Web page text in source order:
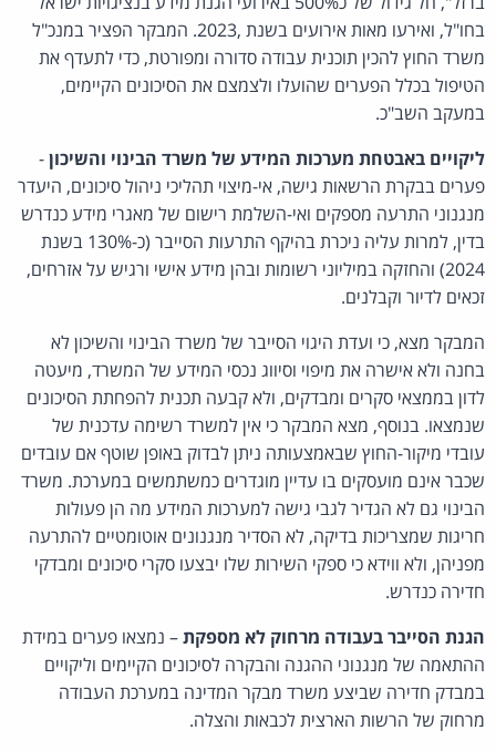
בחו"ל, ואירעו מאות אירועים בשנת ,2023. המבקר הפציר במנכ"ל
משרד החוץ להכין תוכנית עבודה סדורה ומפורטת, כדי לתעדף את
הטיפול בכלל הפערים שהועלו ולצמצם את הסיכונים הקיימים,
במעקב השב"כ.
ליקויים באבטחת מערכות המידע של משרד הבינוי והשיכון-
פערים בבקרת הרשאות גישה, אי-מיצוי תהליכי ניהול סיכונים, היעדר
מנגנוני התרעה מספקים ואי-השלמת רישום של מאגרי מידע כנדרש
בדין, למרות עליה ניכרת בהיקף התרעות הסייבר (כ-130% בשנת
2024) והחזקה במיליוני רשומות ובהן מידע אישי ורגיש על אזרחים,
זכאים לדיור וקבלנים.
המבקר מצא, כי ועדת היגוי הסייבר של משרד הבינוי והשיכון לא
בחנה ולא אישרה את מיפוי וסיווג נכסי המידע של המשרד, מיעטה
לדון בממצאי סקרים ומבדקים, ולא קבעה תכנית להפחתת הסיכונים
שנמצאו. בנוסף, מצא המבקר כי אין למשרד רשימה עדכנית של
עובדי מיקור-החוץ שבאמצעותה ניתן לבדוק באופן שוטף אם עובדים
שכבר אינם מועסקים בו עדיין מוגדרים כמשתמשים במערכת. משרד
הבינוי גם לא הגדיר לגבי גישה למערכות המידע מה הן פעולות
חריגות שמצריכות בדיקה, לא הסדיר מנגנונים אוטומטיים להתרעה
מפניהן, ולא ווידא כי ספקי השירות שלו יבצעו סקרי סיכונים ומבדקי
חדירה כנדרש.
הגנת הסייבר בעבודה מרחוק לא מספקת– נמצאו פערים במידת
ההתאמה של מנגנוני ההגנה והבקרה לסיכונים הקיימים וליקויים
במבדק חדירה שביצע משרד מבקר המדינה במערכת העבודה
מרחוק של הרשות הארצית לכבאות והצלה.